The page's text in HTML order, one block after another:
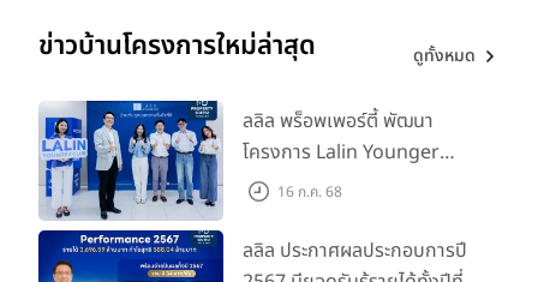
ข่าวบ้านโครงการใหม่ล่าสุด ดูทั้งหมด
ลลิล พร็อพเพอร์ตี้ พัฒนา
โครงการ Lalin Younger
Club ส่งเสริมผู้นำรุ่นใหม่
16 ก.ค. 68
ลลิล ประกาศผลประกอบการปี